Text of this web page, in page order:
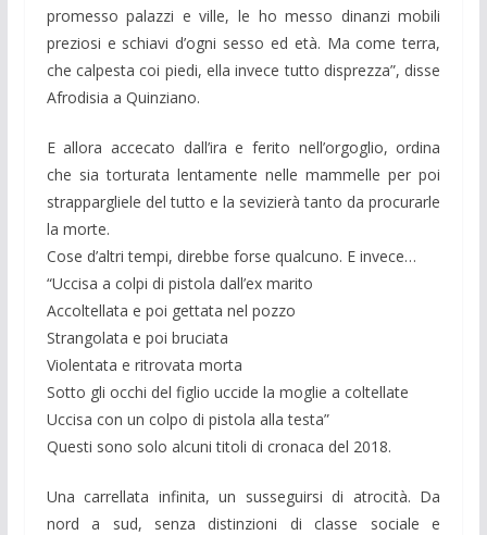
promesso palazzi e ville, le ho messo dinanzi mobili
preziosi e schiavi d’ogni sesso ed età. Ma come terra,
che calpesta coi piedi, ella invece tutto disprezza”, disse
Afrodisia a Quinziano.
E allora accecato dall’ira e ferito nell’orgoglio, ordina
che sia torturata lentamente nelle mammelle per poi
strappargliele del tutto e la sevizierà tanto da procurarle
la morte.
Cose d’altri tempi, direbbe forse qualcuno. E invece…
“Uccisa a colpi di pistola dall’ex marito
Accoltellata e poi gettata nel pozzo
Strangolata e poi bruciata
Violentata e ritrovata morta
Sotto gli occhi del figlio uccide la moglie a coltellate
Uccisa con un colpo di pistola alla testa”
Questi sono solo alcuni titoli di cronaca del 2018.
Una carrellata infinita, un susseguirsi di atrocità. Da
nord a sud, senza distinzioni di classe sociale e